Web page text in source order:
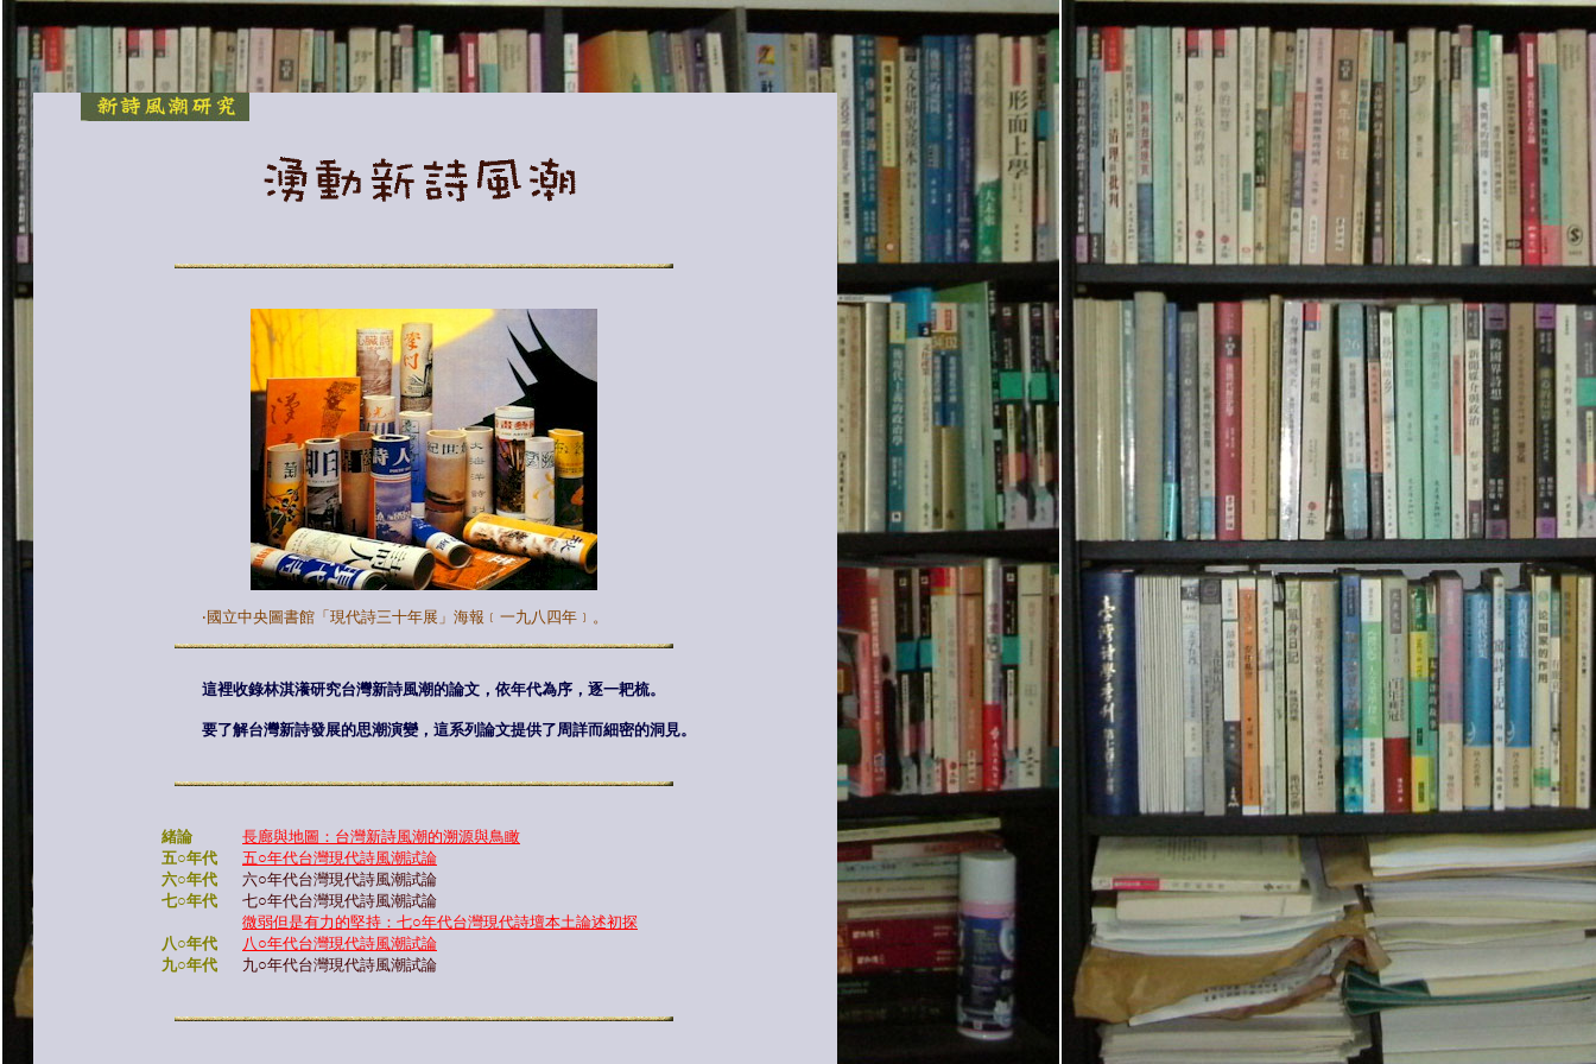
‧國立中央圖書館「現代詩三十年展」海報﹝一九八四年﹞。
這裡收錄林淇瀁研究台灣新詩風潮的論文，依年代為序，逐一耙梳。
要了解台灣新詩發展的思潮演變，這系列論文提供了周詳而細密的洞見。
緒論
長廊與地圖：台灣新詩風潮的溯源與鳥瞰
五○年代
五○年代台灣現代詩風潮試論
六○年代
六○年代台灣現代詩風潮試論
七○年代
七○年代台灣現代詩風潮試論
微弱但是有力的堅持： 七○年代台灣現代詩壇本土論述初探
八○年代
八○年代台灣現代詩風潮試論
九○年代
九○年代台灣現代詩風潮試論